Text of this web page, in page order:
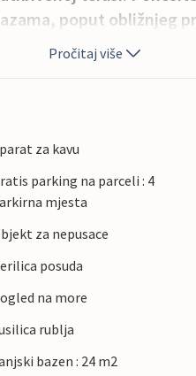
poput obližnjeg
Pročitaj više
za kavu
parking na parceli : 4
mjesta
za nepusace
posuda
na more
rublja
bazen : 24 m2